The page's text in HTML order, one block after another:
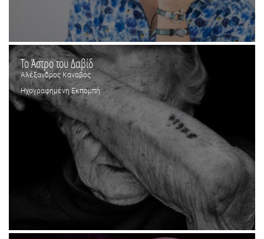
Το Άστρο του Δαβίδ
Αλέξανδρος Καναβός
Ηχογραφημένη Εκπομπή